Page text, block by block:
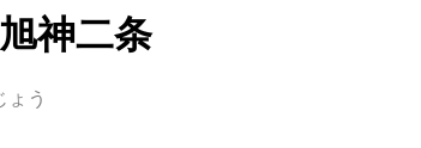
神二条
ょう